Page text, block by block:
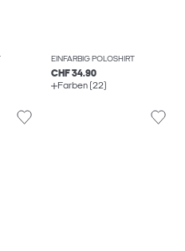
EINFARBIG POLOSHIRT
CHF 34.90
Farben (22)